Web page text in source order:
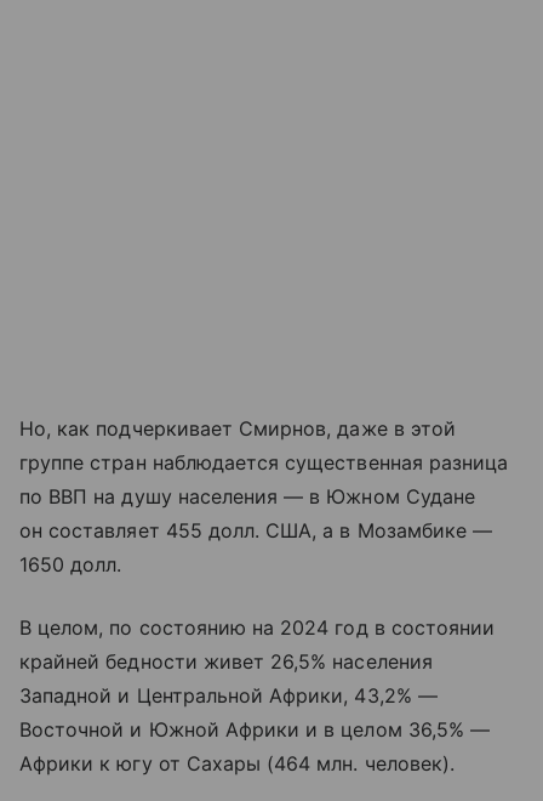
Но, как подчеркивает Смирнов, даже в этой
группе стран наблюдается существенная разница
по ВВП на душу населения — в Южном Судане
он составляет 455 долл. США, а в Мозамбике —
1650 долл.
В целом, по состоянию на 2024 год в состоянии
крайней бедности живет 26,5% населения
Западной и Центральной Африки, 43,2% —
Восточной и Южной Африки и в целом 36,5% —
Африки к югу от Сахары (464 млн. человек).